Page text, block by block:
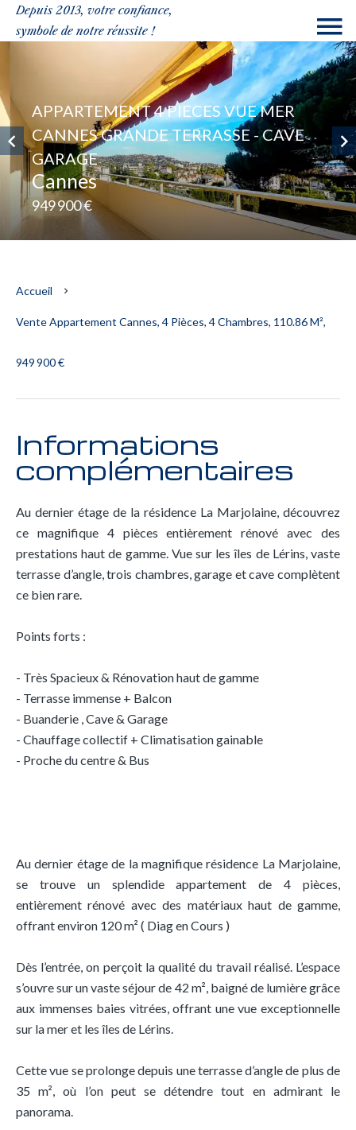
Depuis 2013, votre confiance,
symbole de notre réussite !
APPARTEMENT 4 PIECES VUE MER
CANNES GRANDE TERRASSE - CAVE
GARAGE
Cannes
949 900 €
Accueil
Vente Appartement Cannes, 4 Pièces, 4 Chambres, 110.86 M²,
949 900 €
Informations
complémentaires
Au dernier étage de la résidence La Marjolaine, découvrez
ce magnifique 4 pièces entièrement rénové avec des
prestations haut de gamme. Vue sur les îles de Lérins, vaste
terrasse d’angle, trois chambres, garage et cave complètent
ce bien rare.
Points forts :
- Très Spacieux & Rénovation haut de gamme
- Terrasse immense + Balcon
- Buanderie , Cave & Garage
- Chauffage collectif + Climatisation gainable
- Proche du centre & Bus
Au dernier étage de la magnifique résidence La Marjolaine,
se trouve un splendide appartement de 4 pièces,
entièrement rénové avec des matériaux haut de gamme,
offrant environ 120 m² ( Diag en Cours )
Dès l’entrée, on perçoit la qualité du travail réalisé. L’espace
s’ouvre sur un vaste séjour de 42 m², baigné de lumière grâce
aux immenses baies vitrées, offrant une vue exceptionnelle
sur la mer et les îles de Lérins.
Cette vue se prolonge depuis une terrasse d’angle de plus de
35 m², où l’on peut se détendre tout en admirant le
panorama.